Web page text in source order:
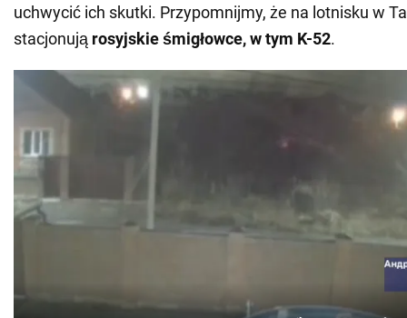
uchwycić ich skutki. Przypomnijmy, że na lotnisku w
stacjonują rosyjskie śmigłowce, w tym K-52.